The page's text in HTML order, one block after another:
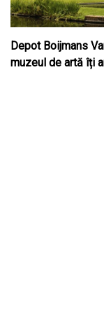
Depot Boijmans
muzeul de artă îți